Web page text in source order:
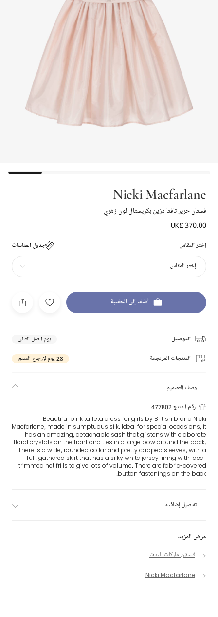
Nicki Macfarlane
فستان حرير تافتا مزين بكريستال لون زهري
UK£ 370.00
إختر المقاس جدول المقاسات
إختر المقاس
أضف إلى الحقيبة
التوصيل يوم العمل التالي
المنتجات المرتجعة 28 يوم لإرجاع المنتج
عرض المزيد
فساتين ماركات للبنات
Nicki Macfarlane
وصف التصميم
رقم المنتج 477802
Beautiful pink taffeta dress for girls by British brand Nicki
Macfarlane, made in sumptuous silk. Ideal for special occasions, it
has an amazing, detachable sash that glistens with elaborate
floral crystals on the front and ties in a large bow around the back.
There is a wide, rounded collar and pretty capped sleeves, with a
full, gathered skirt that has a silky white jersey lining with lace-
trimmed net frills to give lots of volume. There are fabric-covered
button fastenings on the back.
تفاصيل إضافية